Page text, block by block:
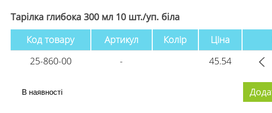
Тарілка глибока 300 мл 10 шт./уп. біла
Код товару
Артикул Колір Ціна
25-860-00
- 45.54
В наявності